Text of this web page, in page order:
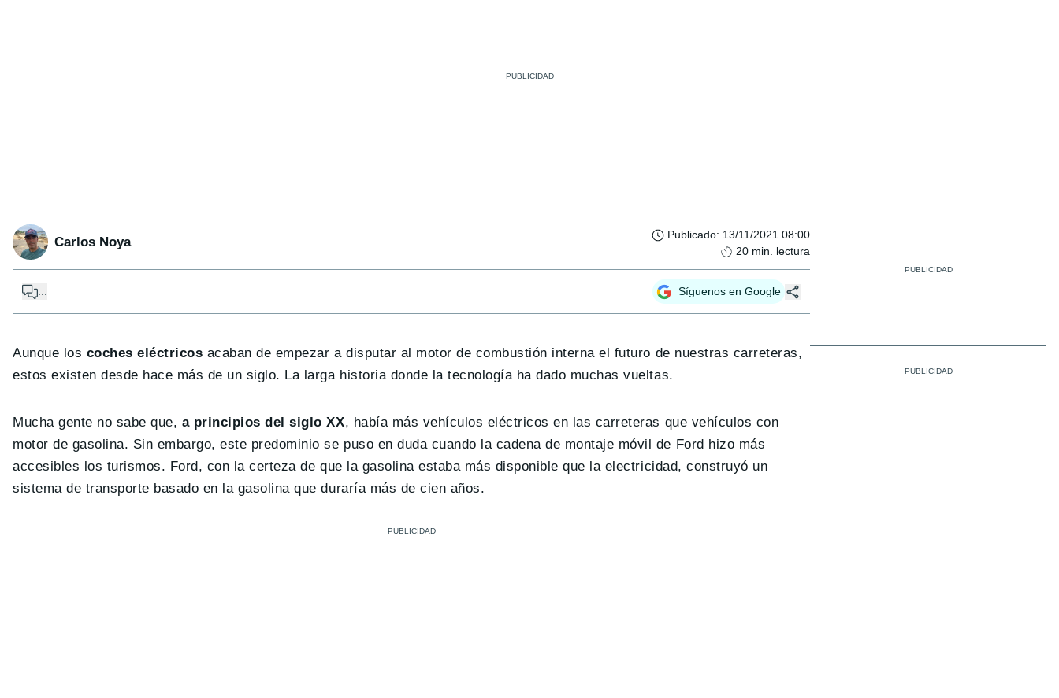
Carlos Noya Publicado: 13/11/2021 08:00
20 min. lectura
... Síguenos en Google
Aunque los coches eléctricos acaban de empezar a disputar al motor de combustión interna el futuro de nuestras carreteras,
estos existen desde hace más de un siglo. La larga historia donde la tecnología ha dado muchas vueltas.
Mucha gente no sabe que, a principios del siglo XX, había más vehículos eléctricos en las carreteras que vehículos con
motor de gasolina. Sin embargo, este predominio se puso en duda cuando la cadena de montaje móvil de Ford hizo más
accesibles los turismos. Ford, con la certeza de que la gasolina estaba más disponible que la electricidad, construyó un
sistema de transporte basado en la gasolina que duraría más de cien años.